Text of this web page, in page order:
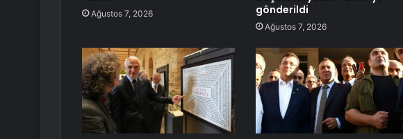
Ağustos 7, 2026
gönderildi
Ağustos 7, 2026